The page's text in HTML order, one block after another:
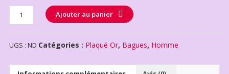
Quantité Ajouter au panier
UGS : ND Catégories : Plaqué Or, Bagues, Homme